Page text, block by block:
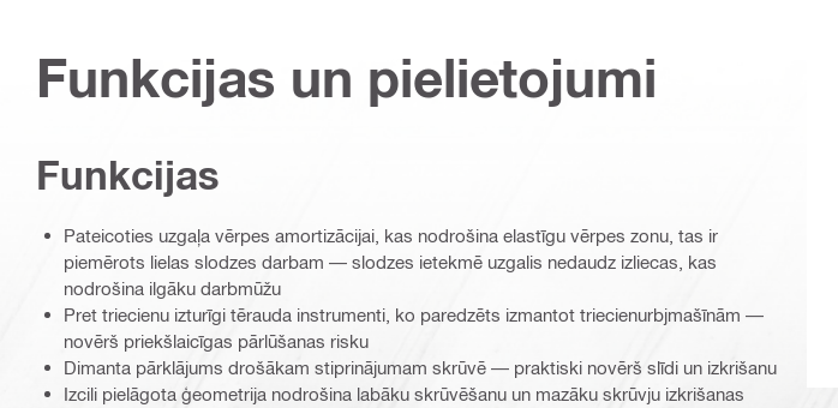
Funkcijas un pielietojumi
Funkcijas
Pateicoties uzgaļa vērpes amortizācijai, kas nodrošina elastīgu vērpes zonu, tas ir
piemērots lielas slodzes darbam — slodzes ietekmē uzgalis nedaudz izliecas, kas
nodrošina ilgāku darbmūžu
Pret triecienu izturīgi tērauda instrumenti, ko paredzēts izmantot triecienurbjmašīnām —
novērš priekšlaicīgas pārlūšanas risku
Dimanta pārklājums drošākam stiprinājumam skrūvē — praktiski novērš slīdi un izkrišanu
Izcili pielāgota ģeometrija nodrošina labāku skrūvēšanu un mazāku skrūvju izkrišanas